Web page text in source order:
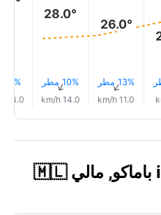
26.0°
13% مطر↑
11.0 km/h
28.0°
10% مطر↑
14.0 km/h
9% مطر
14.0 km/h
مؤشر جودة الهواء in باماكو, مالي 🇲🇱